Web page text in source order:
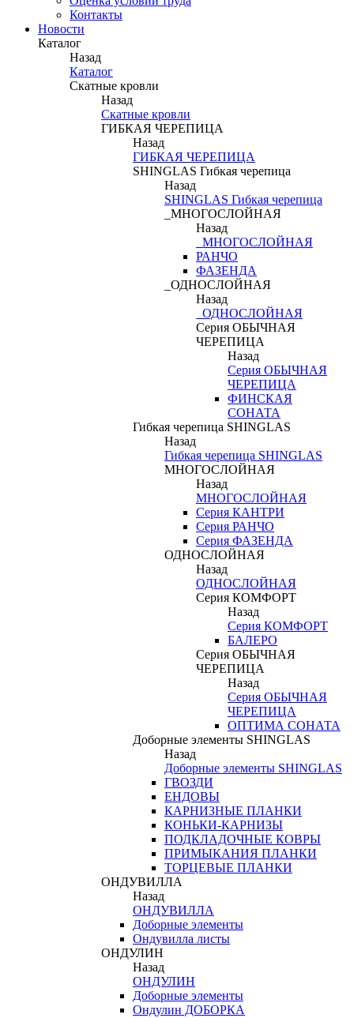
Контакты
Новости
Каталог
Назад
Каталог
Скатные кровли
Назад
Скатные кровли
ГИБКАЯ ЧЕРЕПИЦА
Назад
ГИБКАЯ ЧЕРЕПИЦА
SHINGLAS Гибкая черепица
Назад
SHINGLAS Гибкая черепица
_МНОГОСЛОЙНАЯ
Назад
_МНОГОСЛОЙНАЯ
РАНЧО
ФАЗЕНДА
_ОДНОСЛОЙНАЯ
Назад
_ОДНОСЛОЙНАЯ
Серия ОБЫЧНАЯ
ЧЕРЕПИЦА
Назад
Серия ОБЫЧНАЯ
ЧЕРЕПИЦА
ФИНСКАЯ
СОНАТА
Гибкая черепица SHINGLAS
Назад
Гибкая черепица SHINGLAS
МНОГОСЛОЙНАЯ
Назад
МНОГОСЛОЙНАЯ
Серия КАНТРИ
Серия РАНЧО
Серия ФАЗЕНДА
ОДНОСЛОЙНАЯ
Назад
ОДНОСЛОЙНАЯ
Серия КОМФОРТ
Назад
Серия КОМФОРТ
БАЛЕРО
Серия ОБЫЧНАЯ
ЧЕРЕПИЦА
Назад
Серия ОБЫЧНАЯ
ЧЕРЕПИЦА
ОПТИМА СОНАТА
Доборные элементы SHINGLAS
Назад
Доборные элементы SHINGLAS
ГВОЗДИ
ЕНДОВЫ
КАРНИЗНЫЕ ПЛАНКИ
КОНЬКИ-КАРНИЗЫ
ПОДКЛАДОЧНЫЕ КОВРЫ
ПРИМЫКАНИЯ ПЛАНКИ
ТОРЦЕВЫЕ ПЛАНКИ
ОНДУВИЛЛА
Назад
ОНДУВИЛЛА
Доборные элементы
Ондувилла листы
ОНДУЛИН
Назад
ОНДУЛИН
Доборные элементы
Ондулин ДОБОРКА